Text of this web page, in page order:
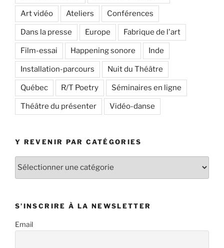
Art vidéo Ateliers Conférences
Dans la presse Europe Fabrique de l'art
Film-essai Happening sonore Inde
Installation-parcours Nuit du Théâtre
Québec R/T Poetry Séminaires en ligne
Théâtre du présenter Vidéo-danse
Y REVENIR PAR CATÉGORIES
Y
S’INSCRIRE À LA NEWSLETTER
Email